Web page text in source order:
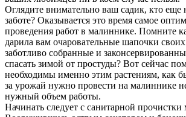
Оглядите внимательно ваш садик, кто еще
заботе? Оказывается это время самое
проведения работ в малиннике. Помните
дарила вам очаровательные шапочки
заботливо собранные и
спасать зимой от простуды? Вот сейчас
необходимы именно этим растениям, как
за урожай нужно провести на малиннике
нужный объем работы.
Начинать следует с санитарной